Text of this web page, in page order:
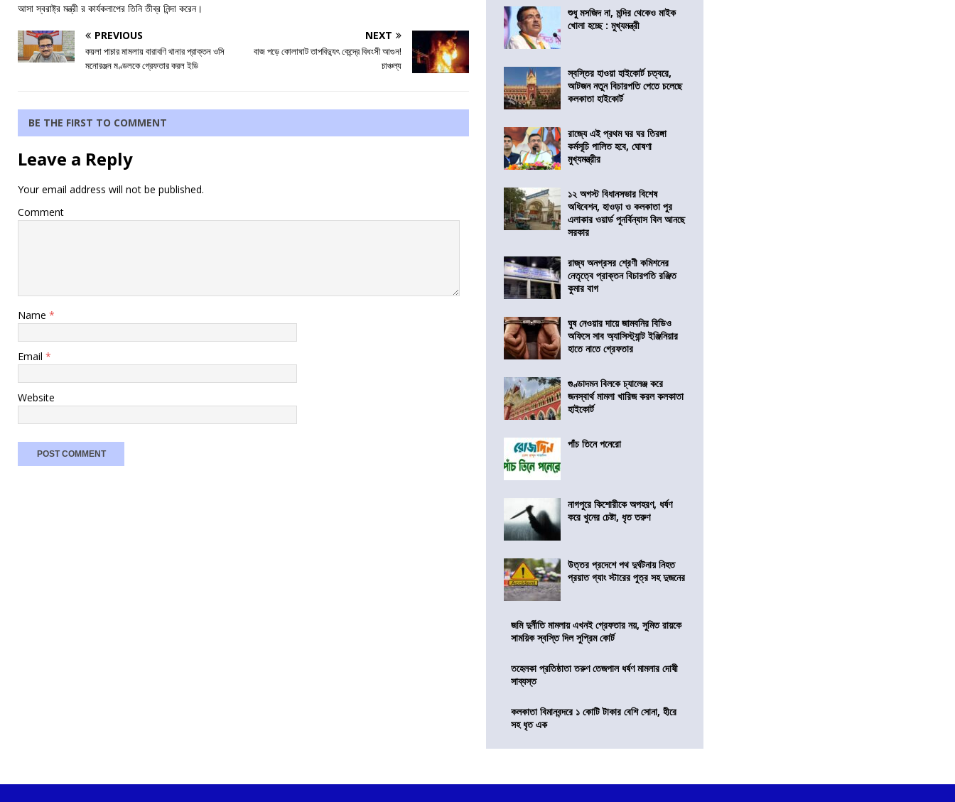
আসা স্বরাষ্ট্র মন্ত্রী র কার্যকলাপের তিনি তীব্র নিন্দা করেন।
PREVIOUS
কয়লা পাচার মামলায় বারাবণি থানার প্রাক্তন ওসি
মনোরঞ্জন মণ্ডলকে গ্রেফতার করল ইডি
NEXT
বাজ পড়ে কোলাঘাট তাপবিদ্যুৎ কেন্দ্রে বিধংসী আগুন!
চাঞ্চল্য
BE THE FIRST TO COMMENT
Leave a Reply
Your email address will not be published.
Comment
Name *
Email *
Website
শুধু মসজিদ না, মন্দির থেকেও মাইক
খোলা হচ্ছে : মুখ্যমন্ত্রী
স্বস্তির হাওয়া হাইকোর্ট চত্বরে,
আটজন নতুন বিচারপতি পেতে চলেছে
কলকাতা হাইকোর্ট
রাজ্যে এই প্রথম ঘর ঘর তিরঙ্গা
কর্মসূচি পালিত হবে, ঘোষণা
মুখ্যমন্ত্রীর
১২ অগস্ট বিধানসভার বিশেষ
অধিবেশন, হাওড়া ও কলকাতা পুর
এলাকার ওয়ার্ড পুনর্বিন্যাস বিল আনছে
সরকার
রাজ্য অনগ্রসর শ্রেণী কমিশনের
নেতৃত্বে প্রাক্তন বিচারপতি রঞ্জিত
কুমার বাগ
ঘুষ নেওয়ার দায়ে জামবনির বিডিও
অফিসে সাব অ্যাসিস্ট্যান্ট ইঞ্জিনিয়ার
হাতে নাতে গ্রেফতার
গুণ্ডাদমন বিলকে চ্যালেঞ্জ করে
জনস্বার্থ মামলা খারিজ করল কলকাতা
হাইকোর্ট
পাঁচ তিনে পনেরো
নাগপুরে কিশোরীকে অপহরণ, ধর্ষণ
করে খুনের চেষ্টা, ধৃত তরুণ
উত্তর প্রদেশে পথ দুর্ঘটনায় নিহত
প্রয়াত গ্যাং স্টারের পুত্র সহ দুজনের
জমি দুর্নীতি মামলায় এখনই গ্রেফতার নয়, সুমিত রায়কে
সাময়িক স্বস্তি দিল সুপ্রিম কোর্ট
তহেলকা প্রতিষ্ঠাতা তরুণ তেজপাল ধর্ষণ মামলার দোষী
সাব্যস্ত
কলকাতা বিমানবন্দরে ১ কোটি টাকার বেশি সোনা, হীরে
সহ ধৃত এক